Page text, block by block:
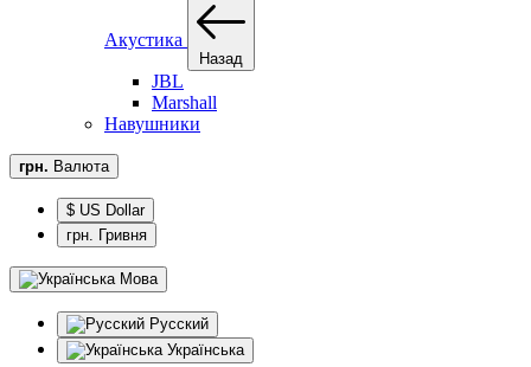
Акустика
Назад
JBL
Marshall
Навушники
грн. Валюта
$ US Dollar
грн. Гривня
Мова
Русский
Українська